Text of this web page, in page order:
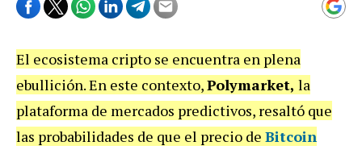
El ecosistema cripto se encuentra en plena
ebullición. En este contexto,Polymarket, la
plataforma de mercados predictivos, resaltó que
las probabilidades de que el precio de Bitcoin